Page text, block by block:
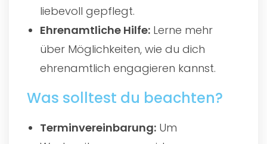
liebevoll gepflegt.
Ehrenamtliche Hilfe: Lerne mehr
über Möglichkeiten, wie du dich
ehrenamtlich engagieren kannst.
Was solltest du beachten?
Terminvereinbarung: Um